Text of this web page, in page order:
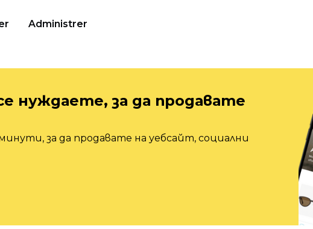
Administrer
нуждаете, за да продавате
за да продавате на уебсайт, социални